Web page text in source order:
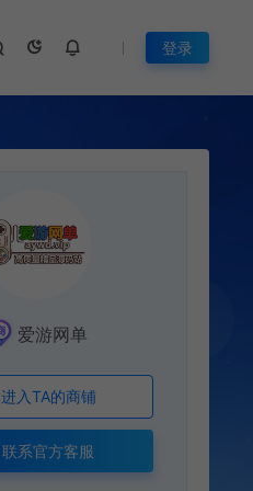
登录
爱游网单
进入TA的商铺
联系官方客服